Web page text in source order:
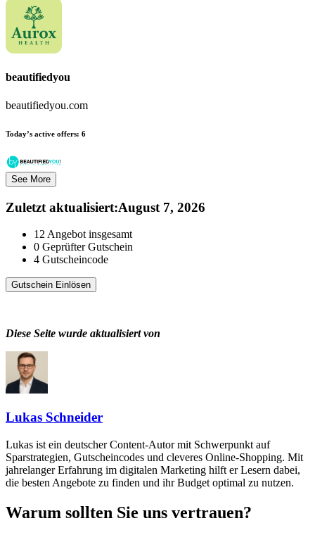
beautifiedyou
beautifiedyou.com
Today’s active offers: 6
See More
Zuletzt aktualisiert:August 7, 2026
12 Angebot insgesamt
0 Geprüfter Gutschein
4 Gutscheincode
Gutschein Einlösen
Diese Seite wurde aktualisiert von
Lukas Schneider
Lukas ist ein deutscher Content-Autor mit Schwerpunkt auf
Sparstrategien, Gutscheincodes und cleveres Online-Shopping. Mit
jahrelanger Erfahrung im digitalen Marketing hilft er Lesern dabei,
die besten Angebote zu finden und ihr Budget optimal zu nutzen.
Warum sollten Sie uns vertrauen?